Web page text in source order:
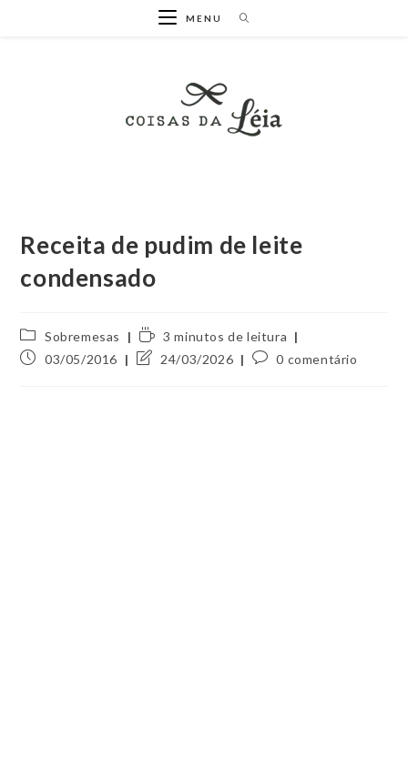
MENU
Receita de pudim de leite
condensado
Categoria
do
post:
Sobremesas
Tempo
de
leitura:
3 minutos de leitura
Post03/05/2016
Última24/03/2026
Comentários
0 comentário